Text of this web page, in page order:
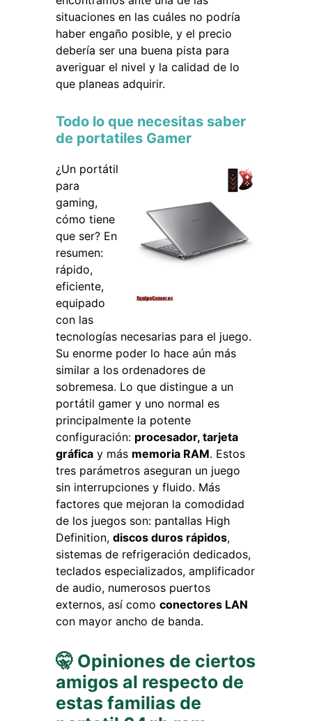
situaciones en las cuáles no podría
haber engaño posible, y el precio
debería ser una buena pista para
averiguar el nivel y la calidad de lo
que planeas adquirir.
Todo lo que necesitas saber
de portatiles Gamer
¿Un portátil
para
gaming,
cómo tiene
que ser? En
resumen:
rápido,
eficiente,
equipado
con las
tecnologías necesarias para el juego.
Su enorme poder lo hace aún más
similar a los ordenadores de
sobremesa. Lo que distingue a un
portátil gamer y uno normal es
principalmente la potente
configuración: procesador, tarjeta
gráfica y más memoria RAM. Estos
tres parámetros aseguran un juego
sin interrupciones y fluido. Más
factores que mejoran la comodidad
de los juegos son: pantallas High
Definition, discos duros rápidos,
sistemas de refrigeración dedicados,
teclados especializados, amplificador
de audio, numerosos puertos
externos, así como conectores LAN
con mayor ancho de banda.
🤫 Opiniones de ciertos
amigos al respecto de
estas familias de